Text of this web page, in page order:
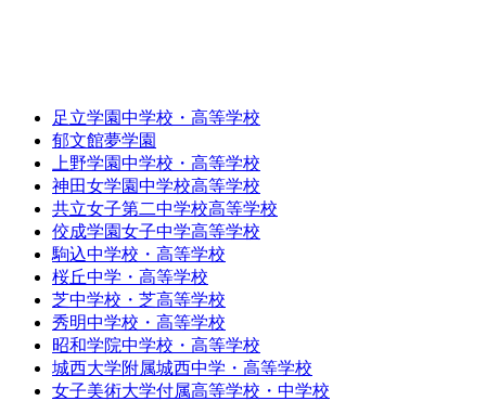
足立学園中学校・高等学校
郁文館夢学園
上野学園中学校・高等学校
神田女学園中学校高等学校
共立女子第二中学校高等学校
佼成学園女子中学高等学校
駒込中学校・高等学校
桜丘中学・高等学校
芝中学校・芝高等学校
秀明中学校・高等学校
昭和学院中学校・高等学校
城西大学附属城西中学・高等学校
女子美術大学付属高等学校・中学校